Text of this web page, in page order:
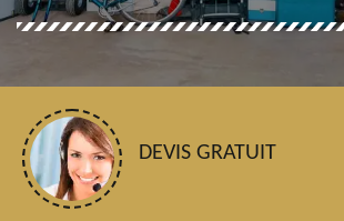
DEVIS GRATUIT